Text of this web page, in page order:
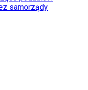
samorządy